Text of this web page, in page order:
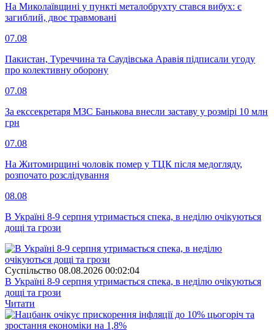
На Миколаївщині у пункті металобрухту стався вибух: є
загиблий, двоє травмовані
07.08
Пакистан, Туреччина та Саудівська Аравія підписали угоду
про колективну оборону
07.08
За екссекретаря МЗС Банькова внесли заставу у розмірі 10 млн
грн
07.08
На Житомирщині чоловік помер у ТЦК після медогляду,
розпочато розслідування
08.08
В Україні 8-9 серпня утримається спека, в неділю очікуються
дощі та грози
Суспiльство 08.08.2026 00:02:04
В Україні 8-9 серпня утримається спека, в неділю очікуються
дощі та грози
Читати